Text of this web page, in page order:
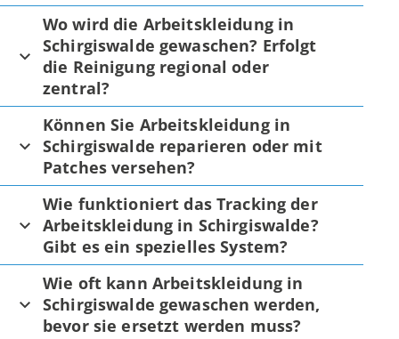
Wo wird die Arbeitskleidung in
Schirgiswalde gewaschen? Erfolgt
die Reinigung regional oder
zentral?
Können Sie Arbeitskleidung in
Schirgiswalde reparieren oder mit
Patches versehen?
Wie funktioniert das Tracking der
Arbeitskleidung in Schirgiswalde?
Gibt es ein spezielles System?
Wie oft kann Arbeitskleidung in
Schirgiswalde gewaschen werden,
bevor sie ersetzt werden muss?